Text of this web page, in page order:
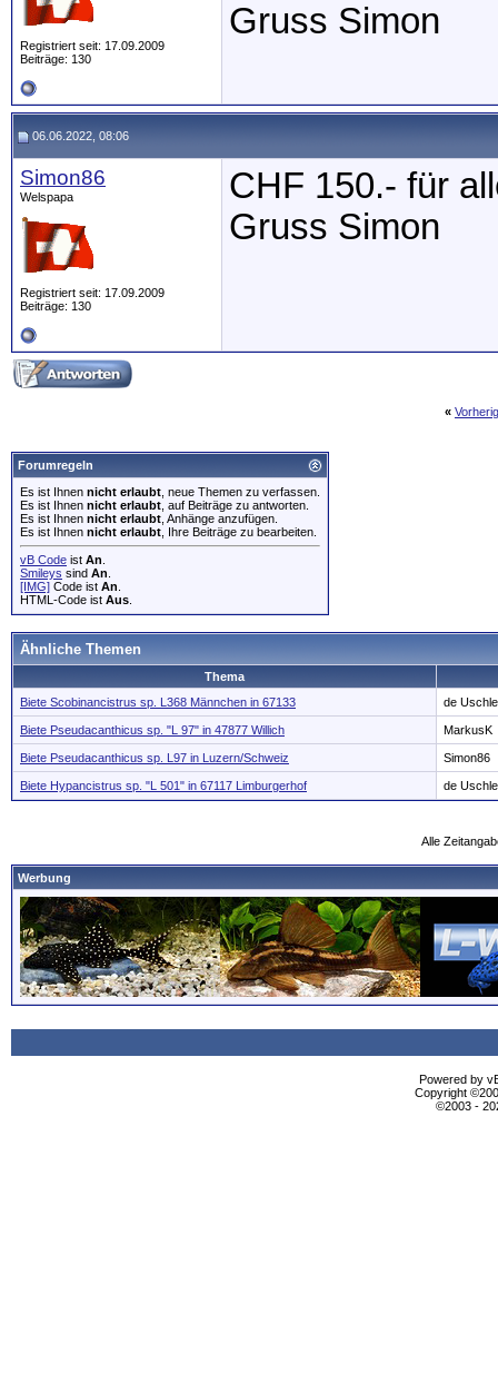
Registriert seit: 17.09.2009
Beiträge: 130
Gruss Simon
06.06.2022, 08:06
Simon86
Welspapa
Registriert seit: 17.09.2009
Beiträge: 130
CHF 150.- für
Gruss Simon
«
Forumregeln
Es ist Ihnen nicht erlaubt , neue Themen zu verfassen.
Es ist Ihnen nicht erlaubt , auf Beiträge zu antworten.
Es ist Ihnen nicht erlaubt , Anhänge anzufügen.
Es ist Ihnen nicht erlaubt , Ihre Beiträge zu bearbeiten.
vB Code ist An
Smileys sind An
[IMG] Code ist An
HTML-Code ist Aus
Ähnliche Themen
Thema
Biete Scobinancistrus sp. L368 Männchen in 67133
de Uschle
Biete Pseudacanthicus sp. "L 97" in 47877 Willich MarkusK
Biete Pseudacanthicus sp. L97 in Luzern/Schweiz Simon86
Biete Hypancistrus sp. "L 501" in 67117 Limburgerhof de Uschle
Alle
Werbung
Powered by
Copyright
©2003 -